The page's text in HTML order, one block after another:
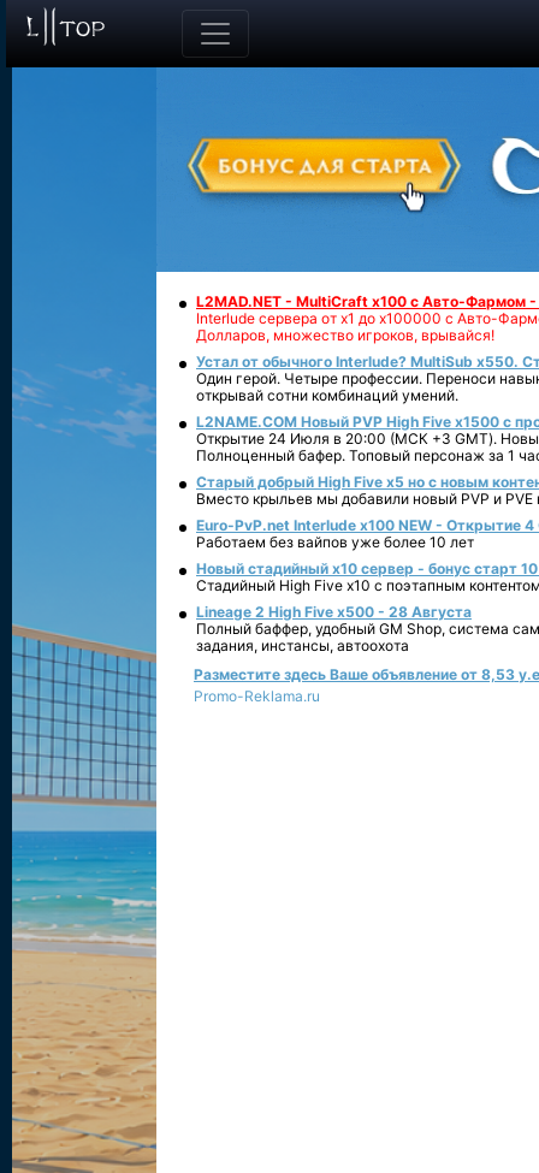
L2MAD.NET - MultiCraft x100 с Авто-Фармом
Interlude сервера от х1 до х100000 с Авто-
Долларов, множество игроков, врывайся!
Устал от обычного Interlude? MultiSub x550.
Один герой. Четыре профессии. Переноси
открывай сотни комбинаций умений.
L2NAME.COM Новый PVP High Five x1500 с
Открытие 24 Июля в 20:00 (МСК +3 GMT).
Полноценный бафер. Топовый персонаж за 1
Старый добрый High Five x5 но с новым
Вместо крыльев мы добавили новый PVP и PVE
Euro-PvP.net Interlude х100 NEW - Открытие 4
Работаем без вайпов уже более 10 лет
Новый стадийный х10 сервер - бонус старт
Стадийный High Five x10 с поэтапным
Lineage 2 High Five x500 - 28 Августа
Полный баффер, удобный GM Shop, система
задания, инстансы, автоохота
Разместите здесь Ваше объявление от 8,53
Promo-Reklama.ru